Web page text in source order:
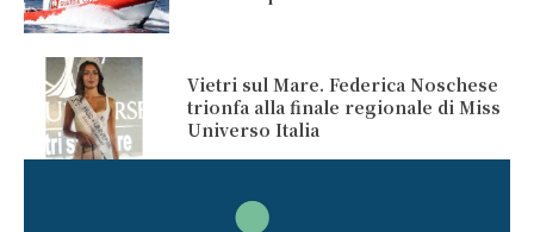
Vietri sul Mare. Federica Noschese
trionfa alla finale regionale di Miss
Universo Italia